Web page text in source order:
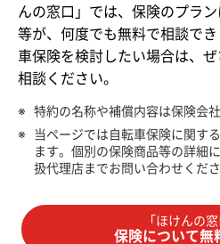
んの窓口」では、保険のプラ
等が、何度でも無料で相談で
車保険を検討したい場合は、
相談ください。
※ 特約の名称や補償内容は保険会
※
当ページでは自転車保険に関す
ます。個別の保険商品等の詳細
扱代理店までお問い合わせくださ
「ほけんの
保険について無